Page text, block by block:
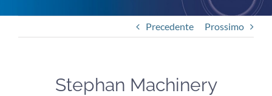
Precedente Prossimo
Stephan Machinery